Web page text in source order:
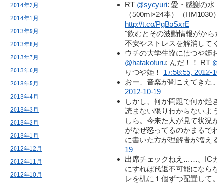
2014年2月
2014年1月
2013年9月
2013年8月
2013年7月
2013年6月
2013年5月
2013年4月
2013年3月
2013年2月
2013年1月
2012年12月
2012年11月
2012年10月
RT @syoyuri: 愛・感謝の
（500ml×24本）（HM1030
http://t.co/PgBoSxrE
"飲むとその波動情報がか
不安やストレスを解消し
ウチの大学生協にはつや
@hatakofuru: んだ！！ RT
りつや姫！ 17:58:55, 2012-
おー、音楽が聞こえてき
2012-10-19
しかし、何が問題で何が起
読まない限りわからないよ
しら。今来た人が見て状況
がなぜ怒ってるのかまるで
に書いた方が理解者が増え
19
出席チェックねえ……。IC
にすれば代返不可能になら
レを机に１個ずつ配置して